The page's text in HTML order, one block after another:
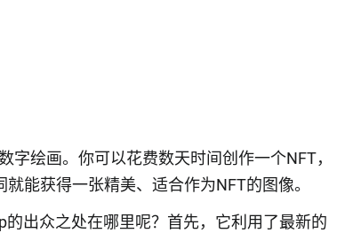
绘画。你可以花费数天时间创作一个NFT，
能获得一张精美、适合作为NFT的图像。
的出众之处在哪里呢？首先，它利用了最新的